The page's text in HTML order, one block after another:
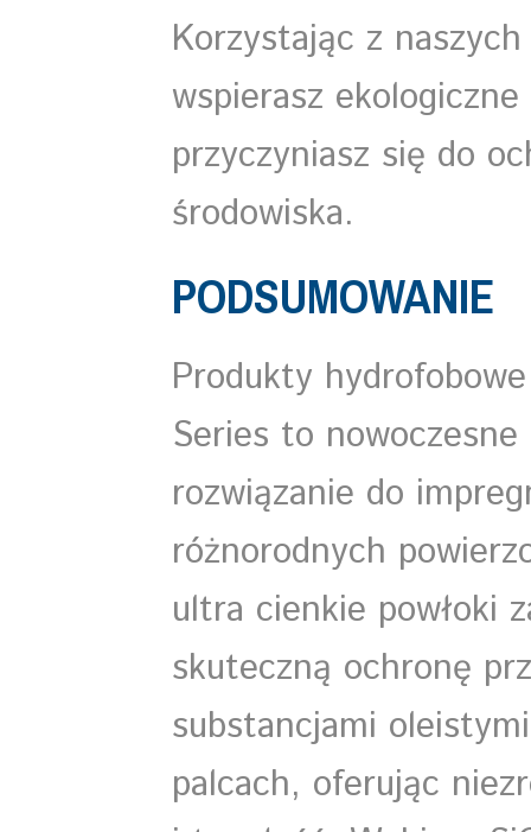
Korzystając z
wspierasz
przyczyniasz się do
środowiska.
PODSUMOWANIE
Produkty
Series to
rozwiązanie do
różnorodnych
ultra cienkie powłoki
skuteczną ochronę
substancjami
palcach, oferując